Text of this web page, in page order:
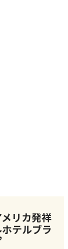
リカ発祥
テルブラ